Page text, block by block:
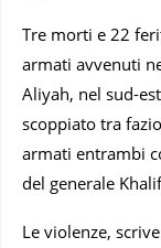
Tre morti e 22
armati avvenuti
Aliyah, nel sud-
scoppiato tra
armati entrambi
del generale
Le violenze, scrive